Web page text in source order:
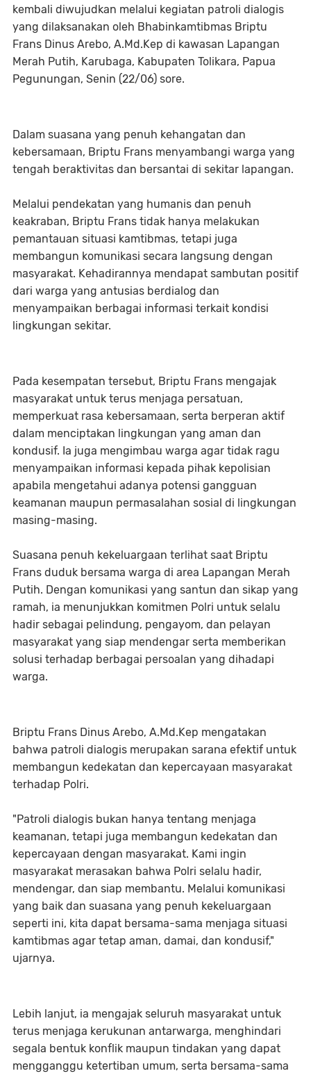
kembali diwujudkan melalui kegiatan patroli dialogis
yang dilaksanakan oleh Bhabinkamtibmas Briptu
Frans Dinus Arebo, A.Md.Kep di kawasan Lapangan
Merah Putih, Karubaga, Kabupaten Tolikara, Papua
Pegunungan, Senin (22/06) sore.
Dalam suasana yang penuh kehangatan dan
kebersamaan, Briptu Frans menyambangi warga yang
tengah beraktivitas dan bersantai di sekitar lapangan.
Melalui pendekatan yang humanis dan penuh
keakraban, Briptu Frans tidak hanya melakukan
pemantauan situasi kamtibmas, tetapi juga
membangun komunikasi secara langsung dengan
masyarakat. Kehadirannya mendapat sambutan positif
dari warga yang antusias berdialog dan
menyampaikan berbagai informasi terkait kondisi
lingkungan sekitar.
Pada kesempatan tersebut, Briptu Frans mengajak
masyarakat untuk terus menjaga persatuan,
memperkuat rasa kebersamaan, serta berperan aktif
dalam menciptakan lingkungan yang aman dan
kondusif. Ia juga mengimbau warga agar tidak ragu
menyampaikan informasi kepada pihak kepolisian
apabila mengetahui adanya potensi gangguan
keamanan maupun permasalahan sosial di lingkungan
masing-masing.
Suasana penuh kekeluargaan terlihat saat Briptu
Frans duduk bersama warga di area Lapangan Merah
Putih. Dengan komunikasi yang santun dan sikap yang
ramah, ia menunjukkan komitmen Polri untuk selalu
hadir sebagai pelindung, pengayom, dan pelayan
masyarakat yang siap mendengar serta memberikan
solusi terhadap berbagai persoalan yang dihadapi
warga.
Briptu Frans Dinus Arebo, A.Md.Kep mengatakan
bahwa patroli dialogis merupakan sarana efektif untuk
membangun kedekatan dan kepercayaan masyarakat
terhadap Polri.
"Patroli dialogis bukan hanya tentang menjaga
keamanan, tetapi juga membangun kedekatan dan
kepercayaan dengan masyarakat. Kami ingin
masyarakat merasakan bahwa Polri selalu hadir,
mendengar, dan siap membantu. Melalui komunikasi
yang baik dan suasana yang penuh kekeluargaan
seperti ini, kita dapat bersama-sama menjaga situasi
kamtibmas agar tetap aman, damai, dan kondusif,"
ujarnya.
Lebih lanjut, ia mengajak seluruh masyarakat untuk
terus menjaga kerukunan antarwarga, menghindari
segala bentuk konflik maupun tindakan yang dapat
mengganggu ketertiban umum, serta bersama-sama